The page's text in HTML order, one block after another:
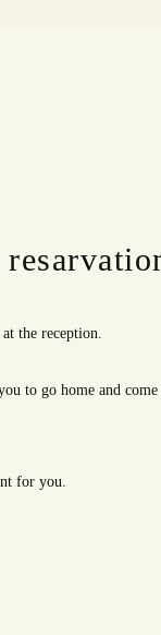
the reception.
to go home and
for you.